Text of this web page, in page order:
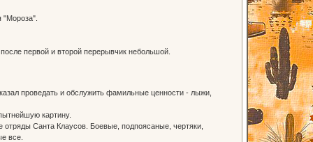
"Мороза".
первой и второй перерывчик небольшой.
проведать и обслужить фамильные ценности - лыжи,
картину.
Санта Клаусов. Боевые, подпоясаные, чертяки,
все.